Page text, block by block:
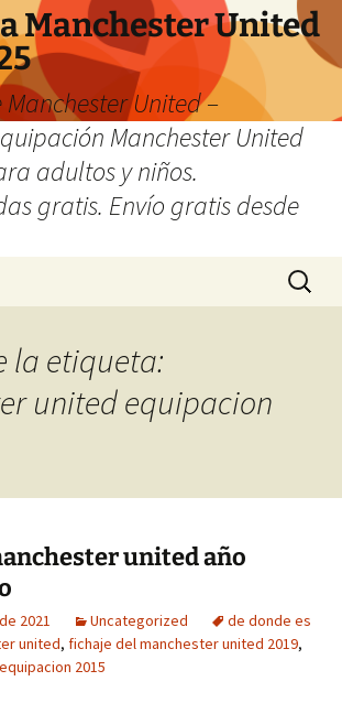
Manchester United
United –
Manchester United
adultos y niños.
gratis. Envío gratis desde
Buscar:
la etiqueta:
united equipacion
united año
2021 Uncategorized
de donde es
united, fichaje del manchester united 2019,
2015